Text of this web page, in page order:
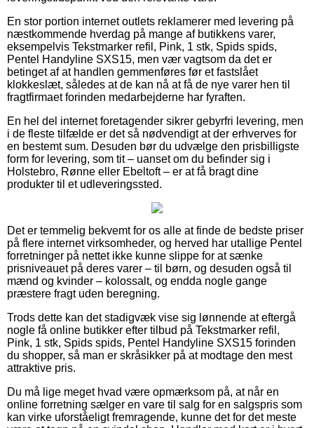
En stor portion internet outlets reklamerer med levering på
næstkommende hverdag på mange af butikkens varer,
eksempelvis Tekstmarker refil, Pink, 1 stk, Spids spids,
Pentel Handyline SXS15, men vær vagtsom da det er
betinget af at handlen gemmenføres før et fastslået
klokkeslæt, således at de kan nå at få de nye varer hen til
fragtfirmaet forinden medarbejderne har fyraften.
En hel del internet foretagender sikrer gebyrfri levering, men
i de fleste tilfælde er det så nødvendigt at der erhverves for
en bestemt sum. Desuden bør du udvælge den prisbilligste
form for levering, som tit – uanset om du befinder sig i
Holstebro, Rønne eller Ebeltoft – er at få bragt dine
produkter til et udleveringssted.
Det er temmelig bekvemt for os alle at finde de bedste priser
på flere internet virksomheder, og herved har utallige Pentel
forretninger på nettet ikke kunne slippe for at sænke
prisniveauet på deres varer – til børn, og desuden også til
mænd og kvinder – kolossalt, og endda nogle gange
præstere fragt uden beregning.
Trods dette kan det stadigvæk vise sig lønnende at eftergå
nogle få online butikker efter tilbud på Tekstmarker refil,
Pink, 1 stk, Spids spids, Pentel Handyline SXS15 forinden
du shopper, så man er skråsikker på at modtage den mest
attraktive pris.
Du må lige meget hvad være opmærksom på, at når en
online forretning sælger en vare til salg for en salgspris som
kan virke uforståeligt fremragende, kunne det for det meste